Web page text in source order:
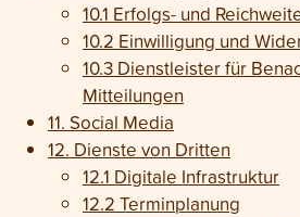
10.1 Erfolgs- und
10.2 Einwilligung und
10.3 Dienst­leister für
Mit­teilungen
11. Social Media
12. Dienste von Dritten
12.1 Digitale Infrastruktur
12.2 Terminplanung